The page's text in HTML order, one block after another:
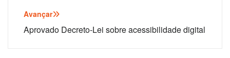
artigos
Avançar
Aprovado Decreto-Lei sobre acessibilidade digital